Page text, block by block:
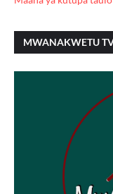
MWANAKWETU